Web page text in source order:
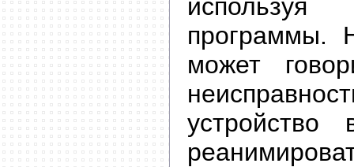
программы.
может